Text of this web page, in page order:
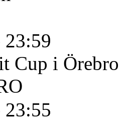
23:59
Cup i Örebro
23:55